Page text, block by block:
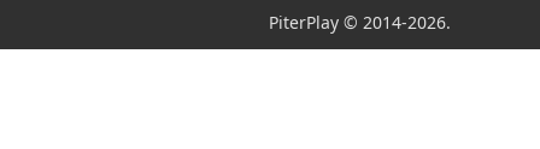
PiterPlay © 2014-2026.